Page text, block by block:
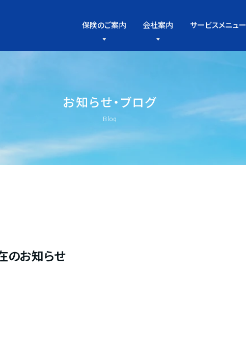
保険のご案内 会社案内 サービスメニュー
お知らせ・ブログ
Blog
のお知らせ